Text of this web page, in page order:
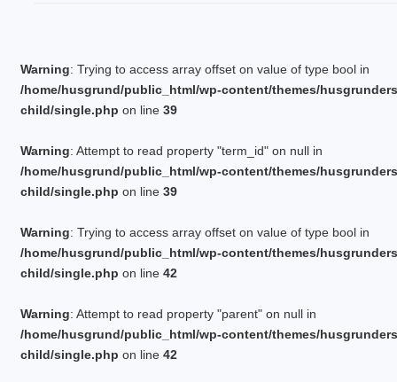
Warning: Trying to access array offset on value of type bool in
/home/husgrund/public_html/wp-content/themes/
child/single.php on line 39
Warning: Attempt to read property "term_id" on null in
/home/husgrund/public_html/wp-content/themes/
child/single.php on line 39
Warning: Trying to access array offset on value of type bool in
/home/husgrund/public_html/wp-content/themes/
child/single.php on line 42
Warning: Attempt to read property "parent" on null in
/home/husgrund/public_html/wp-content/themes/
child/single.php on line 42